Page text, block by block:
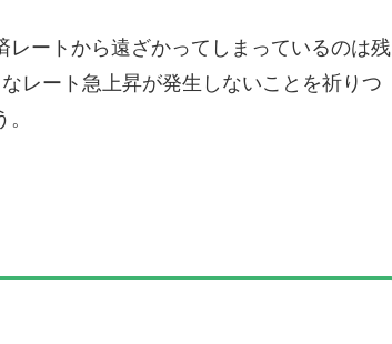
ートから遠ざかってしまっているのは残
レート急上昇が発生しないことを祈りつ